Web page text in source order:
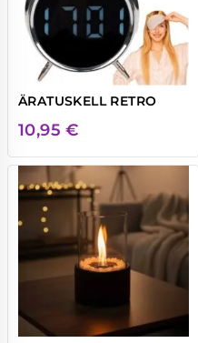
ÄRATUSKELL RETRO
10,95€